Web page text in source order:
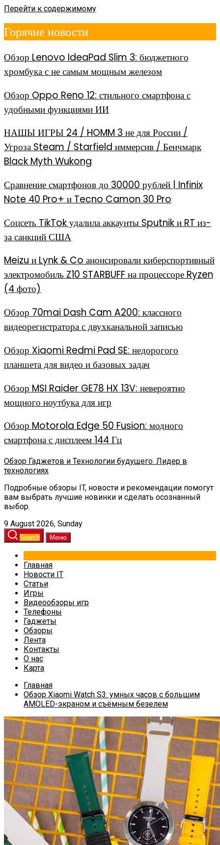
Перейти к содержимому
Горячие новости
Обзор Lenovo IdeaPad Slim 3: бюджетного
хромбука с не самым мощным железом
Обзор Oppo Reno 12: стильного смартфона с
удобными функциями ИИ
НАШЫ ИГРЫ 24 / HOMM 3 не для России /
Угроза Steam / Starfield иммерсив / Бенчмарк
Black Myth Wukong
Сравнение смартфонов до 30000 рублей | Infinix
Note 40 Pro+ и Tecno Camon 30 Pro
Соцсеть TikTok удалила аккаунты Sputnik и RT из-
за санкций США
Meizu и Lynk & Co анонсировали киберспортивный
электромобиль Z10 STARBUFF на процессоре Ryzen
(4 фото)
Обзор 70mai Dash Cam A200: классного
видеорегистратора с двухканальной записью
Обзор Xiaomi Redmi Pad SE: недорогого
планшета для видео и базовых задач
Обзор MSI Raider GE78 HX 13V: невероятно
мощного ноутбука для игр
Обзор Motorola Edge 50 Fusion: модного
смартфона с дисплеем 144 Гц
Обзор Гаджетов и Технологии будущего. Лидер в
технологиях
Подробные обзоры IT, новости и рекомендации помогут
вам выбрать лучшие новинки и сделать осознанный
выбор.
9 August 2026, Sunday
Search Меню
Главная
Новости IT
Статьи
Игры
Видеообзоры игр
Телефоны
Гаджеты
Обзоры
Лента
Контакты
О нас
Карта
Главная
Обзор Xiaomi Watch S3: умных часов с большим
AMOLED-экраном и съёмным безелем